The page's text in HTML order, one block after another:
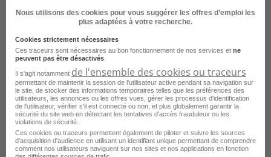
métierAgent d'expédition dans
d'autres villes
Emploi Agent d'expédition Saint-Fulgent
Emploi Agent d'expédition Laval
Emploi Agent d'expédition Neuves-Maisons
Emploi Agent d'expédition Rosporden
Emploi Agent d'expédition Vitré
Nous utilisons des cookies pour vous suggérer les offres d’emploi les
plus adaptées à votre recherche.
Cookies strictement nécessaires
Ces traceurs sont nécessaires au bon fonctionnement de nos services et ne
peuvent pas être désactivés
Il s'agit notamment de l'ensemble des cookies ou traceurs
permettant de maintenir la session de l'utilisateur active pendant sa navigation sur
le site, de stocker des informations temporaires telles que les préférences des
utilisateurs, les annonces ou les offres vues, gérer les processus d'identification
de l'utilisateur, vérifier s'il est connecté ou non, et plus globalement garantir la
sécurité du site web en détectant les tentatives d'accès frauduleux ou les
violations de sécurité.
Ces cookies ou traceurs permettent également de piloter et suivre les sources
d'acquisition d'audience en utilisant un identifiant unique permettant de comprendre
comment nos utilisateurs naviguent sur nos sites et nos applications en fonction